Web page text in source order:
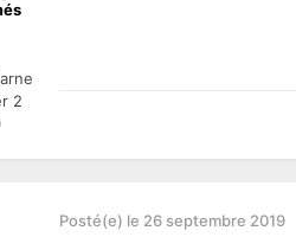
2
Posté(e) le 26 septembre 2019